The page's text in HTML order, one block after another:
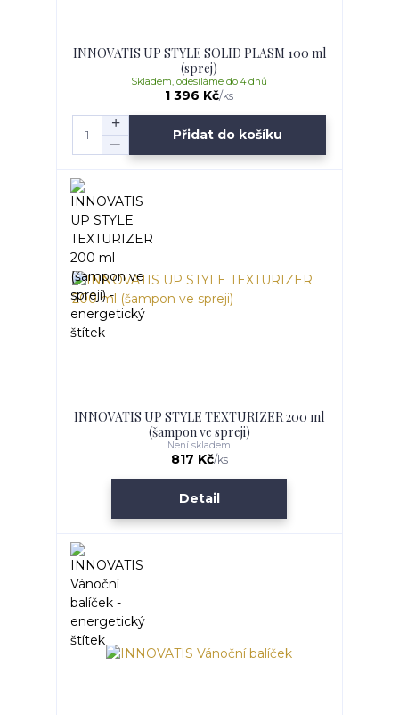
INNOVATIS UP STYLE SOLID PLASM 100 ml
(sprej)
1 396 Kč/ks
Skladem, odesíláme do 4 dnů
Přidat do košíku
INNOVATIS UP STYLE TEXTURIZER 200 ml
(šampon ve spreji)
817 Kč/ks
Není skladem
Detail